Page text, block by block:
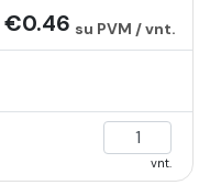
€0.46 su PVM / vnt.
vnt.